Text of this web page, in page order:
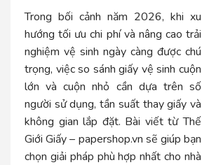
Trong bối cảnh năm 2026, khi xu
hướng tối ưu chi phí và nâng cao trải
nghiệm vệ sinh ngày càng được chú
trọng, việc so sánh giấy vệ sinh cuộn
lớn và cuộn nhỏ cần dựa trên số
người sử dụng, tần suất thay giấy và
không gian lắp đặt. Bài viết từThế
Giới Giấy– papershop.vn sẽ giúp bạn
chọn giải pháp phù hợp nhất cho nhà